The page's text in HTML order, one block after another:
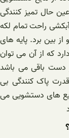
حال تمیز کنندگی
راحت تمام لکه
بین برد. پایه های
که از آن می توان
دست باقی می باشد
پاک کنندگی بی
های دستشویی می